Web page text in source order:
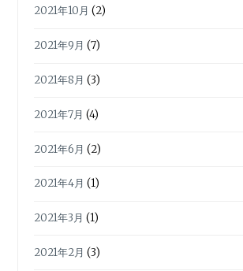
2021年10月 (2)
2021年9月 (7)
2021年8月 (3)
2021年7月 (4)
2021年6月 (2)
2021年4月 (1)
2021年3月 (1)
2021年2月 (3)